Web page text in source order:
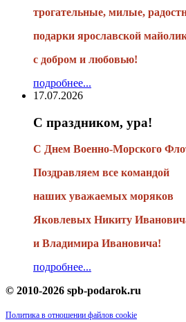
трогательные, милые,
подарки ярославской
с добром и любовью!
подробнее...
17.07.2026
С праздником, ура!
С Днем Военно-Морского
Поздравляем все командой
наших уважаемых моряков
Яковлевых Никиту
и Владимира Ивановича!
подробнее...
© 2010-2026 spb-podarok.ru
Политика в отношении файлов cookie